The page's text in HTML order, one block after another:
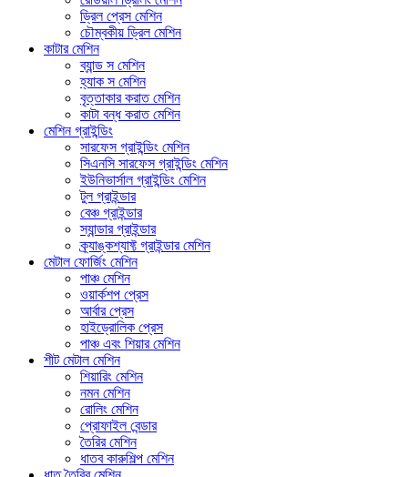
ড্রিল প্রেস মেশিন
চৌম্বকীয় ড্রিল মেশিন
কাটার মেশিন
ব্যান্ড স মেশিন
হ্যাক স মেশিন
বৃত্তাকার করাত মেশিন
কাটা বন্ধ করাত মেশিন
মেশিন গ্রাইন্ডিং
সারফেস গ্রাইন্ডিং মেশিন
সিএনসি সারফেস গ্রাইন্ডিং মেশিন
ইউনিভার্সাল গ্রাইন্ডিং মেশিন
টুল গ্রাইন্ডার
বেঞ্চ গ্রাইন্ডার
স্যান্ডার গ্রাইন্ডার
ক্র্যাঙ্কশ্যাফ্ট গ্রাইন্ডার মেশিন
মেটাল ফোর্জিং মেশিন
পাঞ্চ মেশিন
ওয়ার্কশপ প্রেস
আর্বার প্রেস
হাইড্রোলিক প্রেস
পাঞ্চ এবং শিয়ার মেশিন
শীট মেটাল মেশিন
শিয়ারিং মেশিন
নমন মেশিন
রোলিং মেশিন
প্রোফাইল বেন্ডার
তৈরির মেশিন
ধাতব কারুশিল্প মেশিন